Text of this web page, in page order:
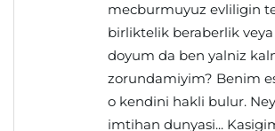
mecburmuyuz evliligin
birliktelik beraberlik
doyum da ben yalniz
zorundamiyim? Benim
o kendini hakli bulur.
imtihan dunyasi...